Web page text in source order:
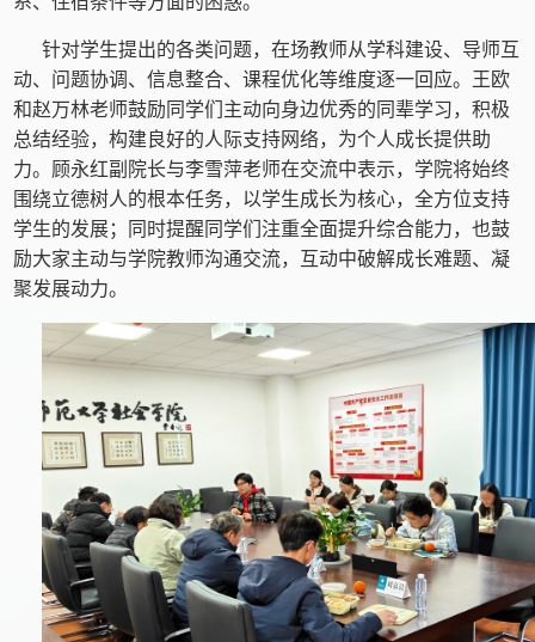
针对学生提出的各类问题，在场教师从学科建设、导师互
动、问题协调、信息整合、课程优化等维度逐一回应。王欧
和赵万林老师鼓励同学们主动向身边优秀的同辈学习，积极
总结经验，构建良好的人际支持网络，为个人成长提供助
力。顾永红副院长与李雪萍老师在交流中表示，学院将始终
围绕立德树人的根本任务，以学生成长为核心，全方位支持
学生的发展；同时提醒同学们注重全面提升综合能力，也鼓
励大家主动与学院教师沟通交流，互动中破解成长难题、凝
聚发展动力。